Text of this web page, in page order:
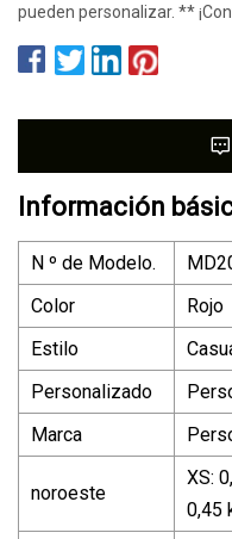
pueden personalizar. **
Información
N º de Modelo.
Color
Rojo
Estilo
Personalizado
Marca
noroeste
XS:
0,45